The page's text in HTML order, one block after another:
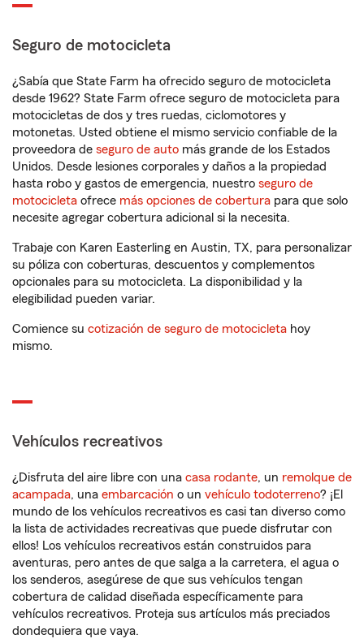
Seguro de motocicleta
¿Sabía que State Farm ha ofrecido seguro de motocicleta
desde 1962? State Farm ofrece seguro de motocicleta para
motocicletas de dos y tres ruedas, ciclomotores y
motonetas. Usted obtiene el mismo servicio confiable de la
proveedora de seguro de auto más grande de los Estados
Unidos. Desde lesiones corporales y daños a la propiedad
hasta robo y gastos de emergencia, nuestro seguro de
motocicleta ofrece más opciones de cobertura para que solo
necesite agregar cobertura adicional si la necesita.
Trabaje con Karen Easterling en Austin, TX, para personalizar
su póliza con coberturas, descuentos y complementos
opcionales para su motocicleta. La disponibilidad y la
elegibilidad pueden variar.
Comience su cotización de seguro de motocicleta hoy
mismo.
Vehículos recreativos
¿Disfruta del aire libre con una casa rodante, un remolque de
acampada, una embarcación o un vehículo todoterreno? ¡El
mundo de los vehículos recreativos es casi tan diverso como
la lista de actividades recreativas que puede disfrutar con
ellos! Los vehículos recreativos están construidos para
aventuras, pero antes de que salga a la carretera, el agua o
los senderos, asegúrese de que sus vehículos tengan
cobertura de calidad diseñada específicamente para
vehículos recreativos. Proteja sus artículos más preciados
dondequiera que vaya.